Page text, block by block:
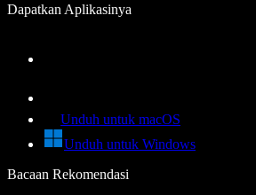
Dapatkan Aplikasinya
Unduh untuk macOS
Unduh untuk Windows
Bacaan Rekomendasi